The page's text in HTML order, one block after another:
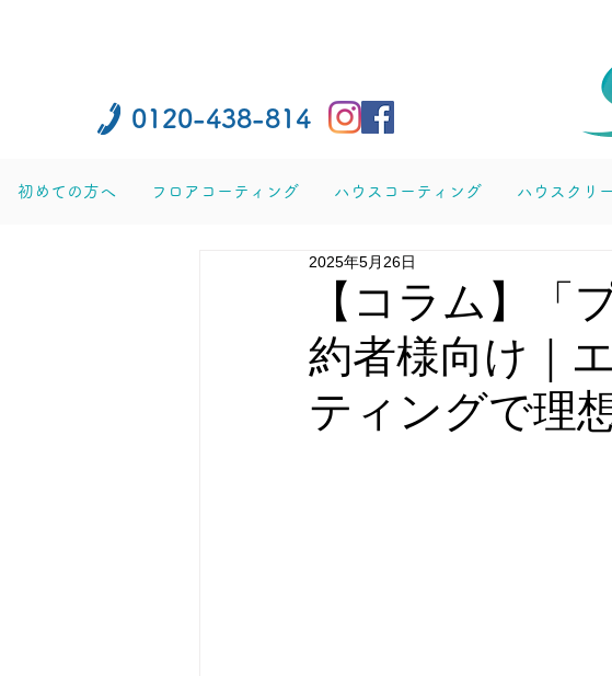
0120-438-814
初めての方へ フロアコーティング ハウスコーティング ハウスクリ
【コラム】「
約者様向け｜
ティングで理
2025年5月26日